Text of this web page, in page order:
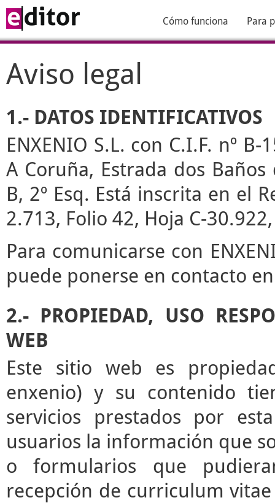
Cómo funciona Para
Aviso legal
1.- DATOS IDENTIFICATIVOS
ENXENIO S.L. con C.I.F. nº
A Coruña, Estrada dos
B, 2º Esq. Está inscrita en el
2.713, Folio 42, Hoja C-
Para comunicarse con
puede ponerse en contacto
2.- PROPIEDAD, USO
WEB
Este sitio web es
enxenio) y su contenido
servicios prestados por
usuarios la información que
o formularios que
recepción de curriculum